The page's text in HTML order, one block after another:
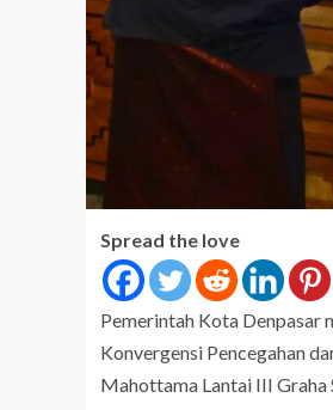
Spread the love
Pemerintah Kota Denpasar
Konvergensi Pencegahan
Mahottama Lantai III Graha